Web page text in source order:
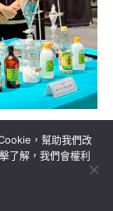
們
，幫助我們改
了解，我們會權利